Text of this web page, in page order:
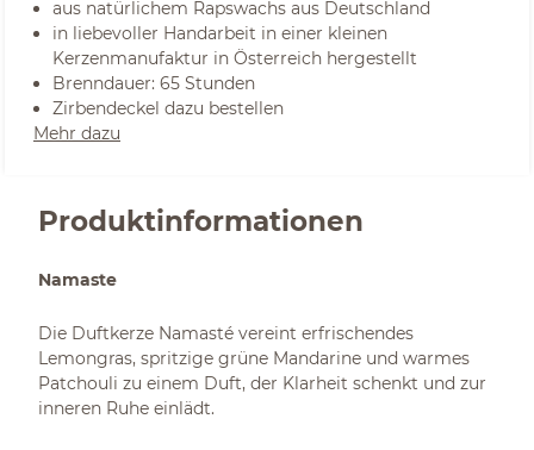
aus natürlichem Rapswachs aus Deutschland
in liebevoller Handarbeit in einer kleinen
Kerzenmanufaktur in Österreich hergestellt
Brenndauer: 65 Stunden
Zirbendeckel dazu bestellen
Mehr dazu
Produktinformationen
Namaste
Die Duftkerze Namasté vereint erfrischendes
Lemongras, spritzige grüne Mandarine und warmes
Patchouli zu einem Duft, der Klarheit schenkt und zur
inneren Ruhe einlädt.